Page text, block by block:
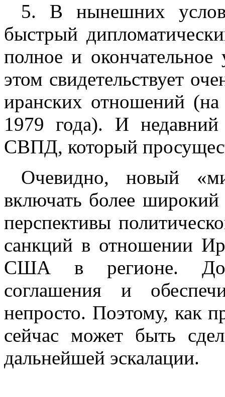
5. В нынешних
быстрый
полное и окончательное
этом свидетельствует
иранских отношений
1979 года). И недавний
СВПД, который
Очевидно, новый
включать более
перспективы
санкций в отношении
США в регионе.
соглашения и
непросто. Поэтому, как
сейчас может быть
дальнейшей эскалации.